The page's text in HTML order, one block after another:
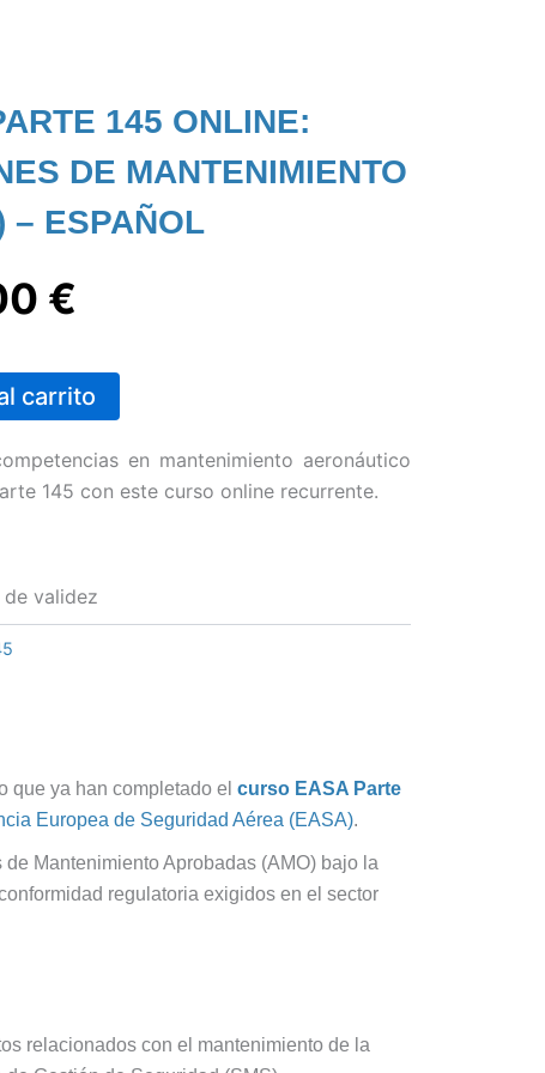
145 ONLINE:
DE MANTENIMIENTO
– ESPAÑOL
€.
€
precio
actual
es:
carrito
en mantenimiento aeronáutico
145 con este curso online recurrente.
validez
que ya han completado el curso EASA Parte
Europea de Seguridad Aérea (EASA).
Mantenimiento Aprobadas (AMO) bajo la
regulatoria exigidos en el sector
relacionados con el mantenimiento de la